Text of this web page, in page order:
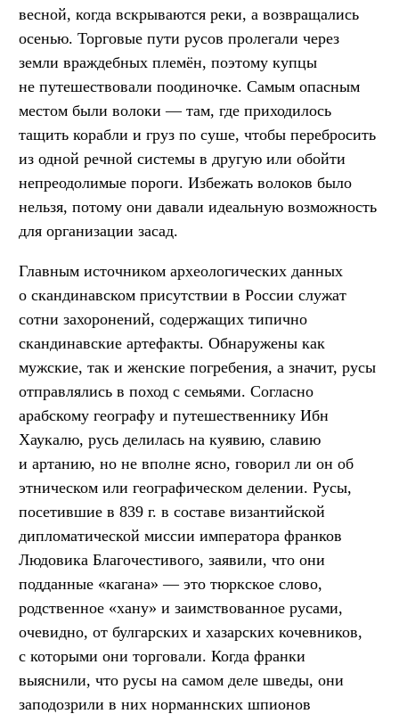
весной, когда вскрываются реки, а возвращались
осенью. Торговые пути русов пролегали через
земли враждебных племён, поэтому купцы
не путешествовали поодиночке. Самым опасным
местом были волоки — там, где приходилось
тащить корабли и груз по суше, чтобы перебросить
из одной речной системы в другую или обойти
непреодолимые пороги. Избежать волоков было
нельзя, потому они давали идеальную возможность
для организации засад.
Главным источником археологических данных
о скандинавском присутствии в России служат
сотни захоронений, содержащих типично
скандинавские артефакты. Обнаружены как
мужские, так и женские погребения, а значит, русы
отправлялись в поход с семьями. Согласно
арабскому географу и путешественнику Ибн
Хаукалю, русь делилась на куявию, славию
и артанию, но не вполне ясно, говорил ли он об
этническом или географическом делении. Русы,
посетившие в 839 г. в составе византийской
дипломатической миссии императора франков
Людовика Благочестивого, заявили, что они
подданные «кагана» — это тюркское слово,
родственное «хану» и заимствованное русами,
очевидно, от булгарских и хазарских кочевников,
с которыми они торговали. Когда франки
выяснили, что русы на самом деле шведы, они
заподозрили в них норманнских шпионов